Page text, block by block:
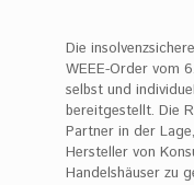
Die
WEEE-Order vom
selbst und
bereitgestellt. Die
Partner in der
Hersteller von
Handelshäuser zu